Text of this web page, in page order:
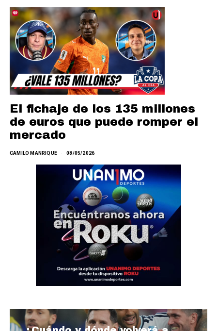
El fichaje de los 135 millones
de euros que puede romper el
mercado
CAMILO MANRIQUE 08/05/2026